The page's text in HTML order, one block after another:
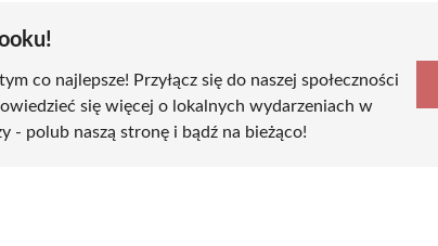
co najlepsze! Przyłącz się do naszej społeczności
się więcej o lokalnych wydarzeniach w
- polub naszą stronę i bądź na bieżąco!